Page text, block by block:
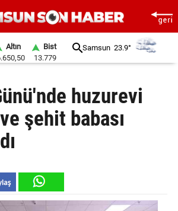
Altın
Bist
13.779
Samsun 23.9°
huzurevi
şehit babası